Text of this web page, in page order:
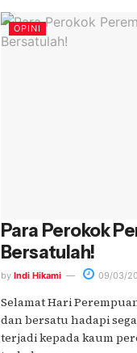
OPINI
Para Perokok
Bersatulah!
by Indi Hikami 09/03/
Selamat Hari
dan bersatu hadapi
terjadi kepada kaum